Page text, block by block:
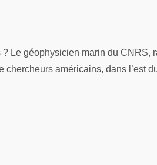
Le géophysicien marin du CNRS,
américains, dans l’est